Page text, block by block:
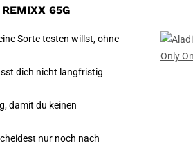
REMIXX 65G
Sorte testen willst, ohne
dich nicht langfristig
damit du keinen
nur noch nach